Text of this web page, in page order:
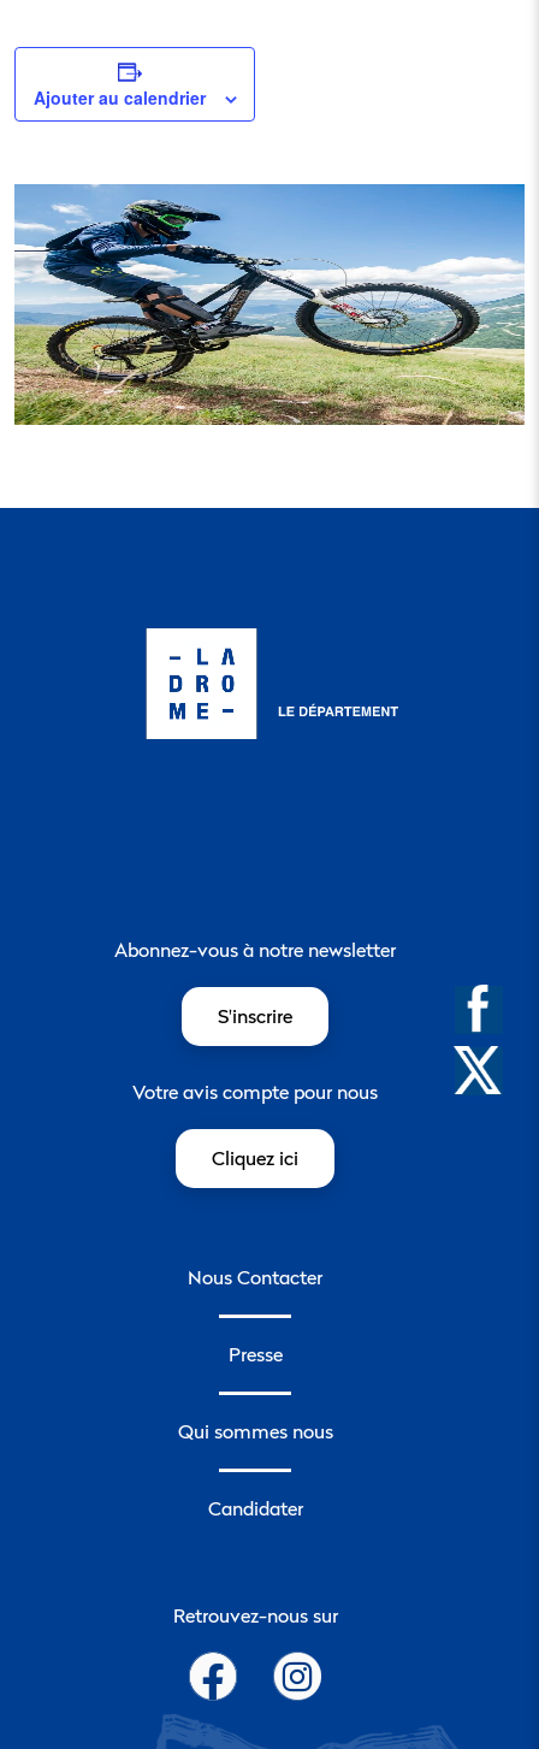
Ajouter au calendrier
Retrouvez-nous sur
Nous Contacter
Presse
Qui sommes nous
Candidater
Abonnez-vous à notre newsletter
S'inscrire
Votre avis compte pour nous
Cliquez ici